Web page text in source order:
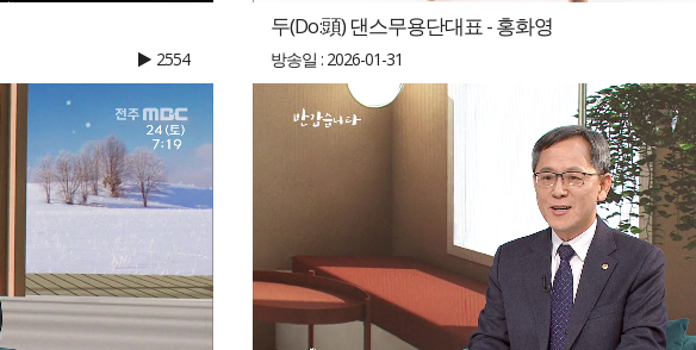
2554
두(Do:頭) 댄스무용단대표 - 홍화영
방송일 : 2026-01-31